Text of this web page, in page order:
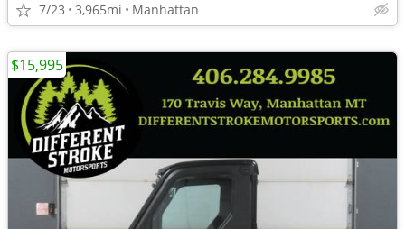
7/23 3,965mi Manhattan
$15,995